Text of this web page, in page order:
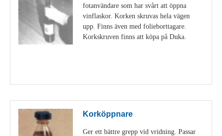
fotanvändare som har svårt att öppna
vinflaskor. Korken skruvas hela vägen
upp. Finns även med folieborttagare.
Korkskruven finns att köpa på Duka.
Korköppnare
Ger ett bättre grepp vid vridning. Passar